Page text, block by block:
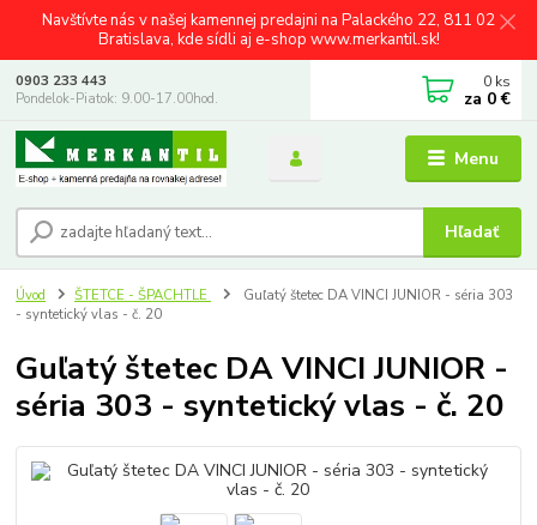
Navštívte nás v našej kamennej predajni na Palackého 22, 811 02
Bratislava, kde sídli aj e-shop www.merkantil.sk!
Menu
Hľadať
0903 233 443
Pondelok-Piatok: 9.00-17.00hod.
0 ks
za 0 €
Úvod ŠTETCE - ŠPACHTLE
Guľatý štetec DA VINCI JUNIOR - séria 303
- syntetický vlas - č. 20
Guľatý štetec DA VINCI JUNIOR -
séria 303 - syntetický vlas - č. 20